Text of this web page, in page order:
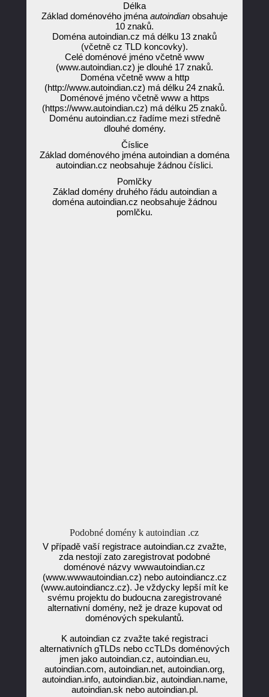
Délka
Základ doménového jména autoindian obsahuje
10 znaků.
Doména autoindian.cz má délku 13 znaků
(včetně cz TLD koncovky).
Celé doménové jméno včetně www
(www.autoindian.cz) je dlouhé 17 znaků.
Doména včetně www a http
(http://www.autoindian.cz) má délku 24 znaků.
Doménové jméno včetně www a https
(https://www.autoindian.cz) má délku 25 znaků.
Doménu autoindian.cz řadíme mezi středně
dlouhé domény.
Číslice
Základ doménového jména autoindian a doména
autoindian.cz neobsahuje žádnou číslici.
Pomlčky
Základ domény druhého řádu autoindian a
doména autoindian.cz neobsahuje žádnou
pomlčku.
Podobné domény k autoindian .cz
V případě vaší registrace autoindian.cz zvažte,
zda nestojí zato zaregistrovat podobné
doménové názvy wwwautoindian.cz
(www.wwwautoindian.cz) nebo autoindiancz.cz
(www.autoindiancz.cz). Je vždycky lepší mít ke
svému projektu do budoucna zaregistrované
alternativní domény, než je draze kupovat od
doménových spekulantů.
K autoindian cz zvažte také registraci
alternativních gTLDs nebo ccTLDs doménových
jmen jako autoindian.cz, autoindian.eu,
autoindian.com, autoindian.net, autoindian.org,
autoindian.info, autoindian.biz, autoindian.name,
autoindian.sk nebo autoindian.pl.